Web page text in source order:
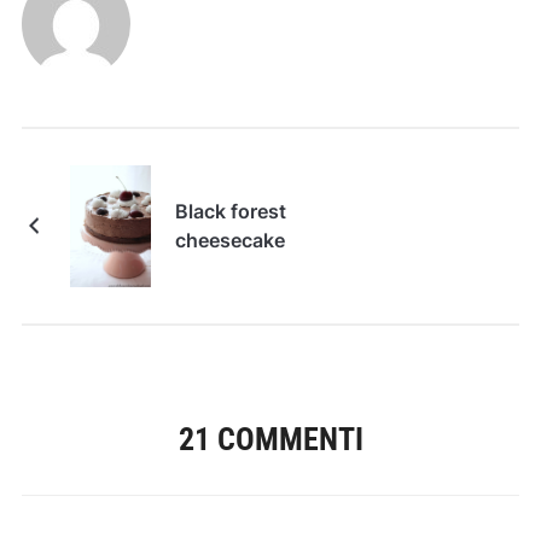
Black forest
cheesecake
21 COMMENTI